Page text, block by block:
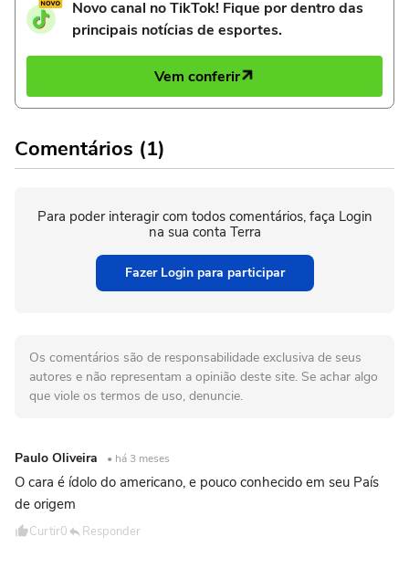
Novo canal no TikTok! Fique por dentro das
principais notícias de esportes.
Vem conferir
Comentários (1)
Para poder interagir com todos comentários, faça Login
na sua conta Terra
Fazer Login para participar
Os comentários são de responsabilidade exclusiva de seus
autores e não representam a opinião deste site. Se achar algo
que viole os termos de uso, denuncie.
Paulo Oliveira • há 3 meses
O cara é ídolo do americano, e pouco conhecido em seu País
de origem
Curtir0 Responder